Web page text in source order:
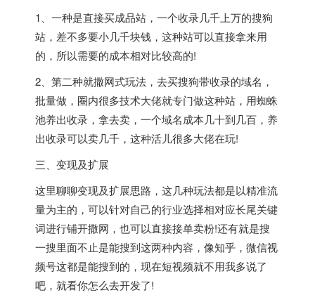
1、一种是直接买成品站，一个收录几千上万的搜狗
站，差不多要小几千块钱，这种站可以直接拿来用
的，所以需要的成本相对比较高的!
2、第二种就撒网式玩法，去买搜狗带收录的域名，
批量做，圈内很多技术大佬就专门做这种站，用蜘蛛
池养出收录，拿去卖，一个域名成本几十到几百，养
出收录可以卖几千，这种活儿很多大佬在玩!
三、变现及扩展
这里聊聊变现及扩展思路，这几种玩法都是以精准流
量为主的，可以针对自己的行业选择相对应长尾关键
词进行铺开撒网，也可以直接接单卖粉!还有就是搜
一搜里面不止是能搜到这两种内容，像知乎，微信视
频号这都是能搜到的，现在短视频就不用我多说了
吧，就看你怎么去开发了!